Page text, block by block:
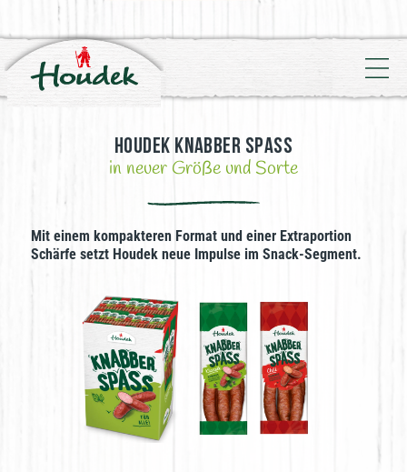
HOUDEK KNABBER SPASS
in neuer Größe und Sorte
Mit einem kompakteren Format und einer Extraportion
Schärfe setzt Houdek neue Impulse im Snack-Segment.